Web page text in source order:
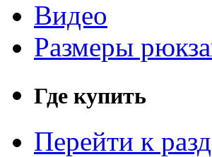
Видео
Размеры
Где купить
Перейти к